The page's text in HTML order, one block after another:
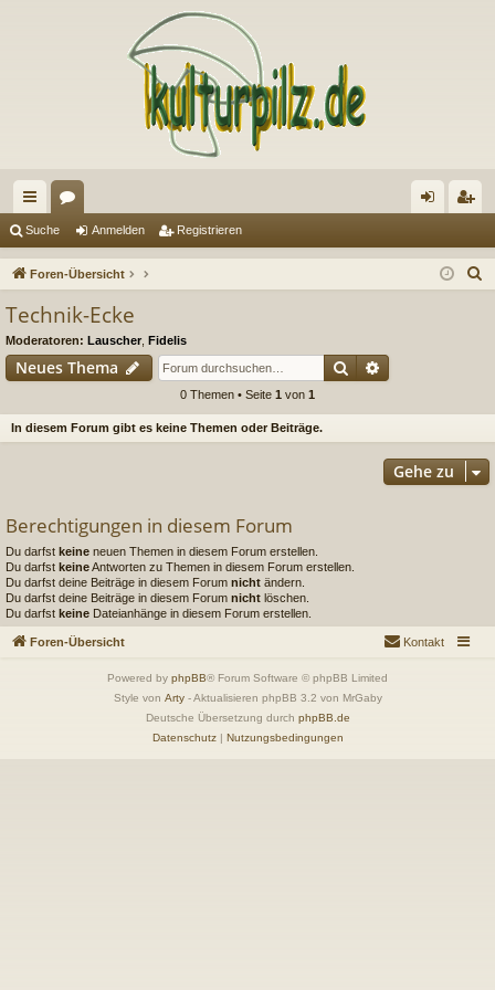
ch
ne
riff
en m ist
Suche Anmelden Registrieren
Foren-Übersicht
Technik-Ecke
Moderatoren: Lauscher Fidelis
Neues Thema Suche
0 Themen • Seite 1 von 1
In diesem Forum gibt es keine Themen oder Beiträge.
Gehe zu
Berechtigungen in diesem Forum
Du darfst keine neuen Themen in diesem Forum erstellen.
Du darfst keineAntworten zu Themen in diesem Forum erstellen.
Du darfst deine Beiträge in diesem Forum nicht ändern.
Du darfst deine Beiträge in diesem Forum nicht löschen.
Du darfst keine Dateianhänge in diesem Forum erstellen.
Foren-Übersicht Kontakt
Powered by phpBB® Forum Software © phpBB Limited
Style von Arty- Aktualisieren phpBB 3.2 von MrGaby
Deutsche Übersetzung durch phpBB.de
Datenschutz| Nutzungsbedingungen